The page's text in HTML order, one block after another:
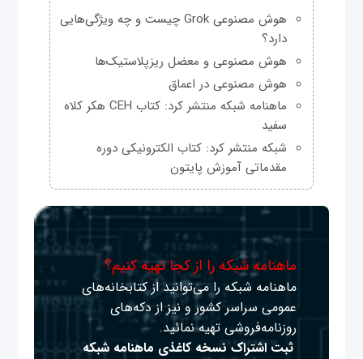
هوش مصنوعی Grok چیست و چه ویژگی‌هایی
دارد؟
هوش مصنوعی و معضل ریزپلاستیک‌ها
هوش مصنوعی در اعماق
ماهنامه شبکه منتشر کرد: کتاب CEH هکر کلاه
سفید
شبکه منتشر کرد: کتاب الکترونیکی دوره
مقدماتی آموزش پایتون
ماهنامه شبکه را از کجا تهیه کنیم؟
ماهنامه شبکه را می‌توانید از کتابخانه‌های
عمومی سراسر کشور و نیز از دکه‌های
روزنامه‌فروشی تهیه نمائید.
ثبت اشتراک نسخه کاغذی ماهنامه شبکه